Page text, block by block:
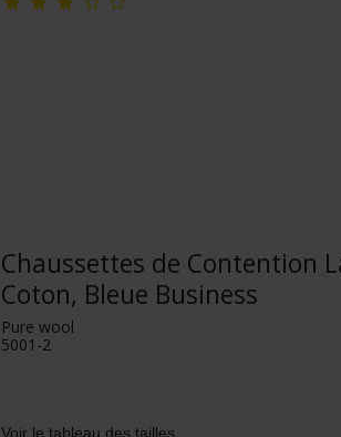
Chaussettes de Contention
Coton, Bleue Business
Pure wool
5001-2
Voir le tableau des tailles